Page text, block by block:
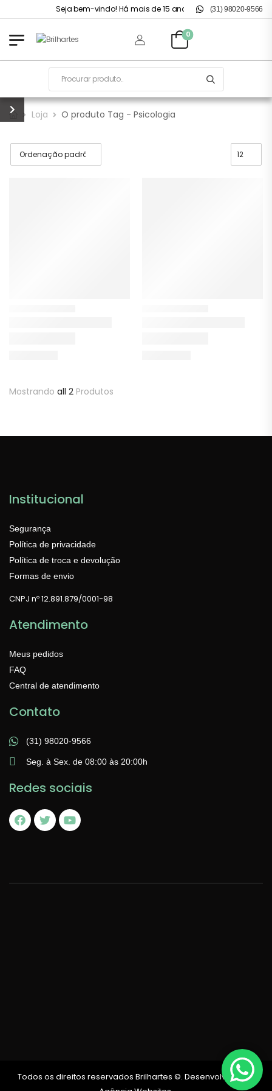
Seja bem-vindo! Há mais de 15 anos no mercado.(31) 98020-9566
0
Loja O produto Tag - Psicologia
Mostrando all 2 Produtos
Institucional
Segurança
Política de privacidade
Política de troca e devolução
Formas de envio
CNPJ nº 12.891.879/0001-98
Atendimento
Meus pedidos
FAQ
Central de atendimento
Contato
(31) 98020-9566
Seg. à Sex. de 08:00 às 20:00h
Redes sociais
Todos os direitos reservados Brilhartes ©. Desenvolvido por